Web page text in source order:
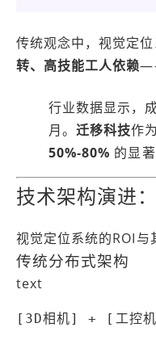
传统观念中，视觉定
转、高技能工人依赖
行业数据显示，
月。迁移科技作
50%-80% 的显著
技术架构演进
视觉定位系统的ROI
传统分布式架构
text
[3D相机] + [工控